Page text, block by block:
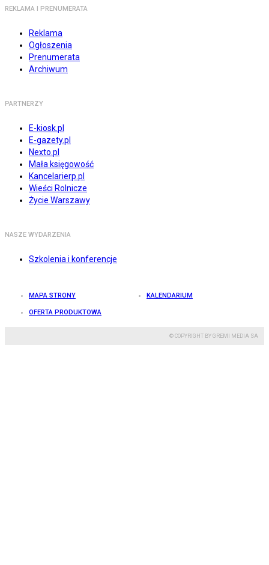
REKLAMA I PRENUMERATA
Reklama
Ogłoszenia
Prenumerata
Archiwum
PARTNERZY
E-kiosk.pl
E-gazety.pl
Nexto.pl
Mała księgowość
Kancelarierp.pl
Wieści Rolnicze
Życie Warszawy
NASZE WYDARZENIA
Szkolenia i konferencje
MAPA STRONY KALENDARIUM
OFERTA PRODUKTOWA
© COPYRIGHT BY GREMI MEDIA SA